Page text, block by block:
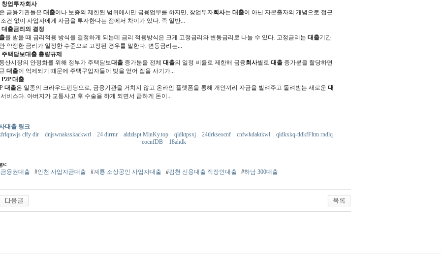
창업투자회사
금융기관들은 대출이나 보증의 제한된 범위에서만 금융업무를 하지만, 창업투자회사는 대출이 아닌 자본출자의 개념으로 접근
건 없이 사업자에게 자금을 투자한다는 점에서 차이가 있다. 즉 일반...
대출금리의 결정
을 받을 때 금리적용 방식을 결정하게 되는데 금리 적용방식은 크게 고정금리와 변동금리로 나눌 수 있다. 고정금리는 대출기간
약정한 금리가 일정한 수준으로 고정된 경우를 말한다. 변동금리는...
주택담보대출총량규제
산시장의 안정화를 위해 정부가 주택담보대출증가분을 전체 대출의 일정 비율로 제한해 금융회사별로 대출증가분을 할당하면
대출이 억제되기 때문에 주택구입자들이 빚을 얻어 집을 사기가...
P2P대출
대출은 일종의 크라우드펀딩으로, 금융기관을 거치지 않고 온라인 플랫폼을 통해 개인끼리 자금을 빌려주고 돌려받는 새로운 대
비스다. 아버지가 교통사고 후 수술을 하게 되면서 급하게 돈이...
대출 링크
clfy dir
dnjswnaksskackwrl 24 dirrnr aldzlspt MinKy.top qldktpsxj 24tlrkseocnf cnfwkdaktkwl
qldkxkq-tldkfFltm rndlq
eocnfDB
18ahdk
융권대출 #인천 사업자금대출 #계룡 소상공인 사업자대출 #김천 신용대출 직장인대출 #하남 300대출